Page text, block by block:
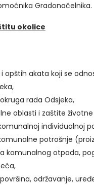
Gradonačelnika.
okolice
opštih akata koji se
rada Odsjeka,
oblasti i zaštite životne
individualnoj
potrošnje
komunalnog otpada,
održavanje,